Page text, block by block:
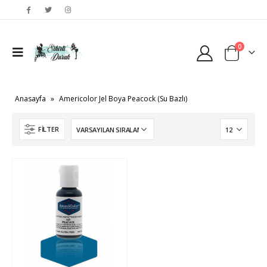
0
Anasayfa » Americolor Jel Boya Peacock (Su Bazlı)
FILTER